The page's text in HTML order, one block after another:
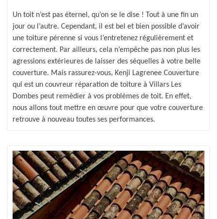
Un toit n’est pas éternel, qu’on se le dise ! Tout à une fin un
jour ou l’autre. Cependant, il est bel et bien possible d’avoir
une toiture pérenne si vous l’entretenez régulièrement et
correctement. Par ailleurs, cela n’empêche pas non plus les
agressions extérieures de laisser des séquelles à votre belle
couverture. Mais rassurez-vous, Kenji Lagrenee Couverture
qui est un couvreur réparation de toiture à Villars Les
Dombes peut remédier à vos problèmes de toit. En effet,
nous allons tout mettre en œuvre pour que votre couverture
retrouve à nouveau toutes ses performances.